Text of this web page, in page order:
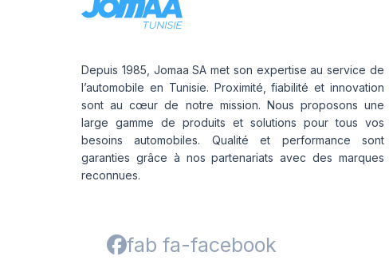
Depuis 1985, Jomaa SA met son expertise au service de
l’automobile en Tunisie. Proximité, fiabilité et innovation
sont au cœur de notre mission. Nous proposons une
large gamme de produits et solutions pour tous vos
besoins automobiles. Qualité et performance sont
garanties grâce à nos partenariats avec des marques
reconnues.
fab fa-facebook